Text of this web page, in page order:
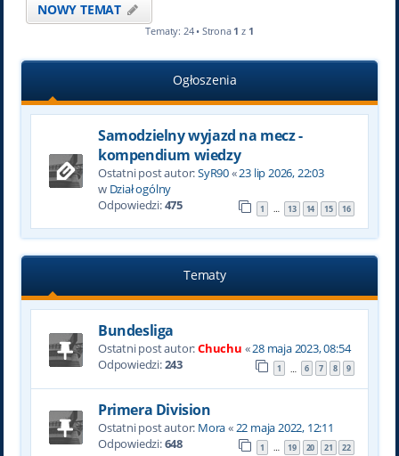
NOWY TEMAT
Tematy: 24 • Strona 1 z 1
Ogłoszenia
Samodzielny wyjazd na mecz -
kompendium wiedzy
Ostatni post autor:SyR90«23 lip 2026, 22:03
w Dział ogólny
Odpowiedzi:475 1 … 13 14 15 16
Tematy
Bundesliga
Ostatni post autor:Chuchu «28 maja 2023, 08:54
Odpowiedzi:243 1 … 6 7 8 9
Primera Division
Ostatni post autor: Mora«22 maja 2022, 12:11
Odpowiedzi:648 1 … 19 20 21 22